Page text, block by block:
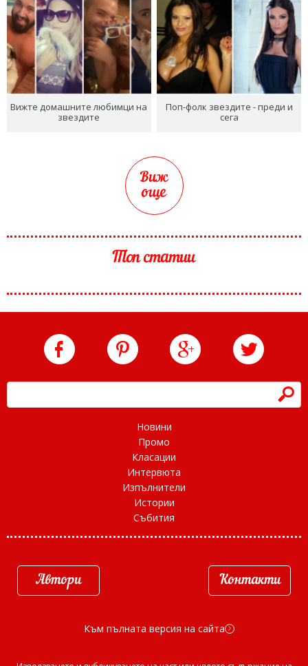
Вижте домашните любимци на
звездите
Поп-фолк звездите - преди и
сега
Виж
още
Топ статии
h
Новини
Промо
Класации
Интервюта
Изпълнители
Истории
Събития
Автори Контакти
Към пълната версия на сайта d